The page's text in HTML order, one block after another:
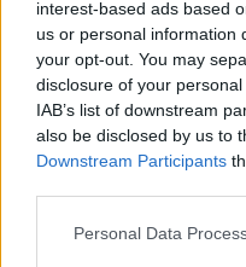
interest-based ads based
us or personal information
your opt-out. You may
disclosure of your
IAB’s list of downstream
also be disclosed by us to
Downstream Participants
Please note that this
Personal Data